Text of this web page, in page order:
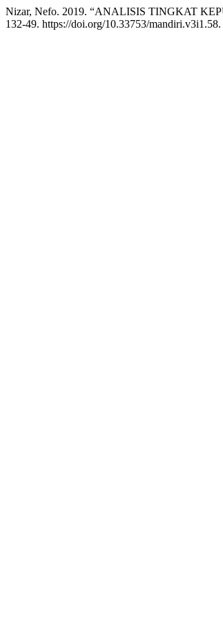
Nizar, Nefo. 2019. “ANALISIS TINGKAT
132-49. https://doi.org/10.33753/mandiri.v3i1.58.